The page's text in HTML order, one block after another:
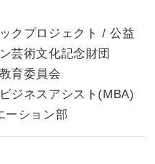
クプロジェクト / 公益
芸術文化記念財団
育委員会
ジネスアシスト(MBA)
ーション部